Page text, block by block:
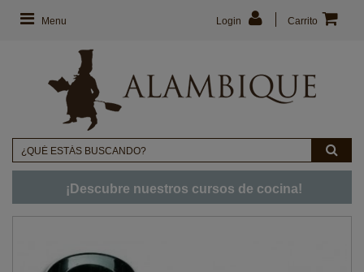
Menu Carrito
Login
¡Descubre nuestros cursos de cocina!